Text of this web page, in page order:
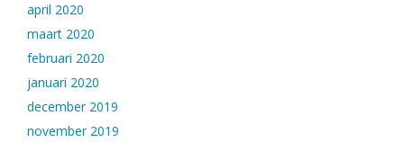
april 2020
maart 2020
februari 2020
januari 2020
december 2019
november 2019